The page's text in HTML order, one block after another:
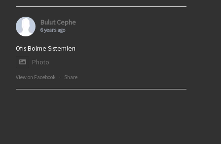
Bulut Cephe
6 years ago
Ofis Bölme Sistemleri
Photo
View on Facebook · Share